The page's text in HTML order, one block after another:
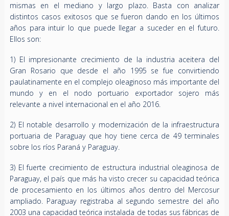
mismas en el mediano y largo plazo. Basta con analizar
distintos casos exitosos que se fueron dando en los últimos
años para intuir lo que puede llegar a suceder en el futuro.
Ellos son:
1) El impresionante crecimiento de la industria aceitera del
Gran Rosario que desde el año 1995 se fue convirtiendo
paulatinamente en el complejo oleaginoso más importante del
mundo y en el nodo portuario exportador sojero más
relevante a nivel internacional en el año 2016.
2) El notable desarrollo y modernización de la infraestructura
portuaria de Paraguay que hoy tiene cerca de 49 terminales
sobre los ríos Paraná y Paraguay.
3) El fuerte crecimiento de estructura industrial oleaginosa de
Paraguay, el país que más ha visto crecer su capacidad teórica
de procesamiento en los últimos años dentro del Mercosur
ampliado. Paraguay registraba al segundo semestre del año
2003 una capacidad teórica instalada de todas sus fábricas de